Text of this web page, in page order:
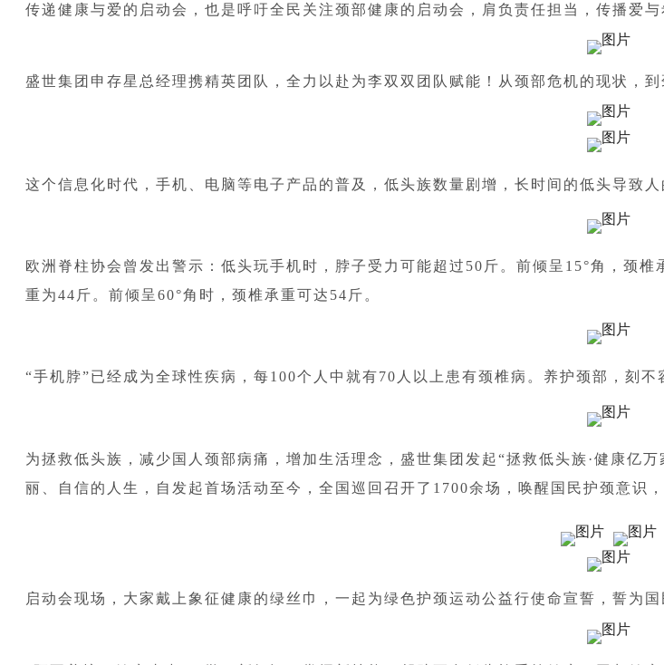
传递健康与爱的启动会，也是呼吁全民关注颈部健康的启动会，肩负责任担当，传播爱与
盛世集团申存星总经理携精英团队，全力以赴为李双双团队赋能！从颈部危机的现状，
这个信息化时代，手机、电脑等电子产品的普及，低头族数量剧增，长时间的低头导致人
欧洲脊柱协会曾发出警示：低头玩手机时，脖子受力可能超过50斤。前倾呈15°角，颈
重为44斤。前倾呈60°角时，颈椎承重可达54斤。
“手机脖”已经成为全球性疾病，每100个人中就有70人以上患有颈椎病。养护颈部，刻不
为拯救低头族，减少国人颈部病痛，增加生活理念，盛世集团发起“拯救低头族·健康亿
丽、自信的人生，自发起首场活动至今，全国巡回召开了1700余场，唤醒国民护颈意识
启动会现场，大家戴上象征健康的绿丝巾，一起为绿色护颈运动公益行使命宣誓，誓为国